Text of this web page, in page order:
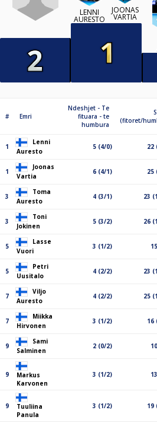
LENNI
AURESTO
JOONAS
VARTIA
# Emri
Ndeshjet - Te
fituara - te
humbura
(fitoret/
1
Lenni
Auresto
5 (4/0) 22
1
Joonas
Vartia
6 (4/1) 25
3
Toma
Auresto
4 (3/1) 23
3
Toni
Jokinen
5 (3/2) 26
5
Lasse
Vuori
3 (1/2)
5
Petri
Uusitalo
4 (2/2) 23
7
Viljo
Auresto
4 (2/2) 25
7
Miikka
Hirvonen
3 (1/2) 16
9
Sami
Salminen
2 (0/2)
9
Markus
Karvonen
3 (1/2)
9
Tuuliina
Panula
3 (1/2) 19